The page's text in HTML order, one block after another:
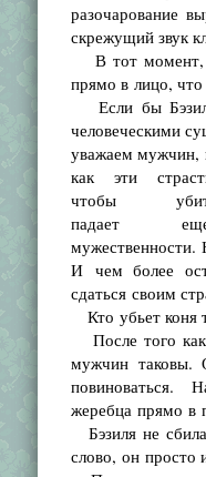
разочарование
скрежущий звук
В тот момент,
прямо в лицо, что
Если бы Бэзил
человеческими
уважаем мужчин,
как эти
чтобы
падает
И чем более
сдаться своим
Кто убьет коня
После того
мужчин таковы.
жеребца прямо в
Бэзиля не
слово, он просто